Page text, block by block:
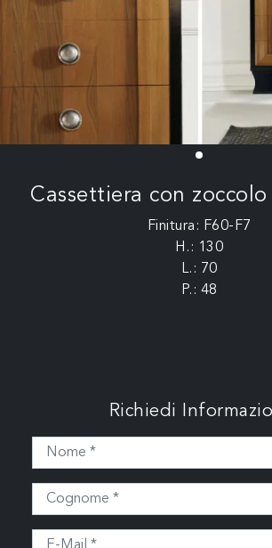
Cassettiera con
Finitura: F60-F7
H.: 130
L.: 70
P.: 48
Richiedi